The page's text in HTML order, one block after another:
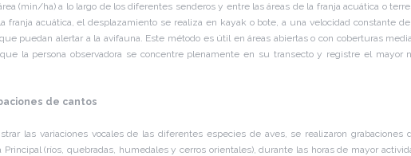
(min/ha) a lo largo de los diferentes senderos y entre las áreas de la franja acuática o
franja acuática, el desplazamiento se realiza en kayak o bote, a una velocidad constante
puedan alertar a la avifauna. Este método es útil en áreas abiertas o con coberturas
la persona observadora se concentre plenamente en su transecto y registre el mayor
de cantos
las variaciones vocales de las diferentes especies de aves, se realizaron
Principal (ríos, quebradas, humedales y cerros orientales), durante las horas de mayor